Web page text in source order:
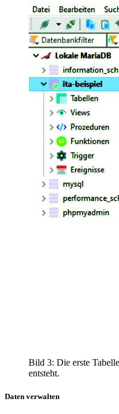
Bild 3: Die erste
entsteht.
Daten verwalten